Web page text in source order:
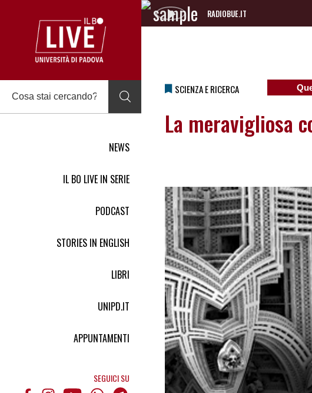
NEWS
IL BO LIVE IN SERIE
PODCAST
STORIES IN ENGLISH
LIBRI
UNIPD.IT
APPUNTAMENTI
SEGUICI SU
RADIOBUE.IT
Audio
SCIENZA E RICERCA
La meravigliosa